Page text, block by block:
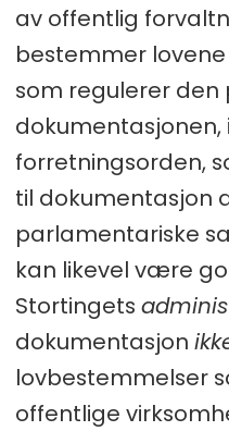
av offentlig
bestemmer
som regulerer
forretningsorden,
til dokumentasjon
parlamentariske
kan likevel være
Stortingets
dokumentasjon
lovbestemmelser
offentlige